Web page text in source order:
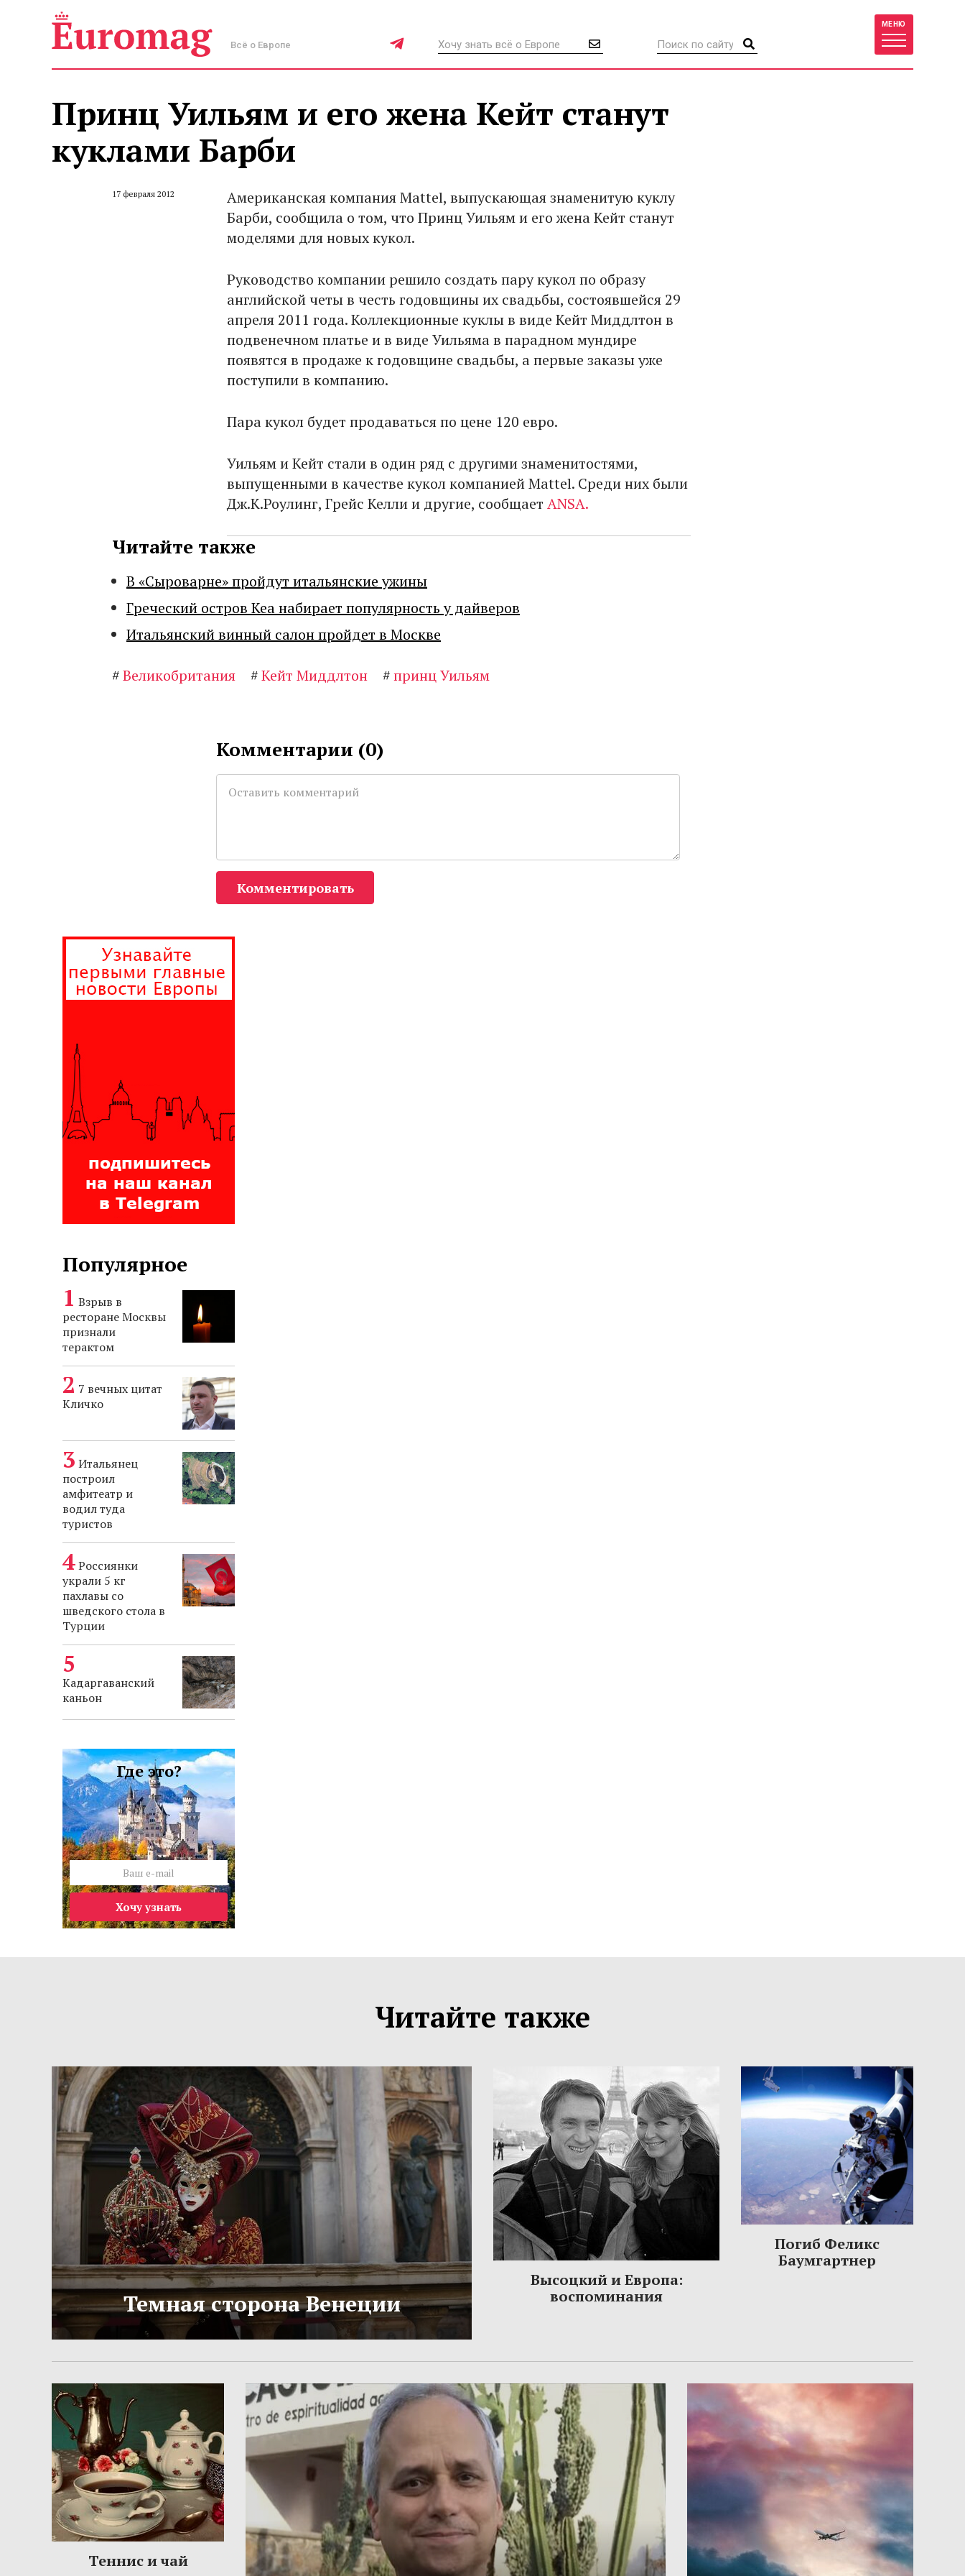
Всё о Европе
МЕНЮ
Принц Уильям и его жена Кейт станут
куклами Барби
17 февраля 2012
Американская компания Mattel, выпускающая знаменитую куклу
Барби, сообщила о том, что Принц Уильям и его жена Кейт станут
моделями для новых кукол.
Руководство компании решило создать пару кукол по образу
английской четы в честь годовщины их свадьбы, состоявшейся 29
апреля 2011 года. Коллекционные куклы в виде Кейт Миддлтон в
подвенечном платье и в виде Уильяма в парадном мундире
появятся в продаже к годовщине свадьбы, а первые заказы уже
поступили в компанию.
Пара кукол будет продаваться по цене 120 евро.
Уильям и Кейт стали в один ряд с другими знаменитостями,
выпущенными в качестве кукол компанией Mattel. Среди них были
Дж.К.Роулинг, Грейс Келли и другие, сообщает ANSA.
Читайте также
В «Сыроварне» пройдут итальянские ужины
Греческий остров Кеа набирает популярность у дайверов
Итальянский винный салон пройдет в Москве
#Великобритания #Кейт Миддлтон #принц Уильям
Комментарии (0)
Комментировать
Популярное
Взрыв в
ресторане Москвы
признали
терактом
7 вечных цитат
Кличко
Итальянец
построил
амфитеатр и
водил туда
туристов
Россиянки
украли 5 кг
пахлавы со
шведского стола в
Турции
Кадаргаванский
каньон
Где это?
Хочу узнать
Читайте также
Темная сторона Венеции
Высоцкий и Европа:
воспоминания
Погиб Феликс
Баумгартнер
Теннис и чай